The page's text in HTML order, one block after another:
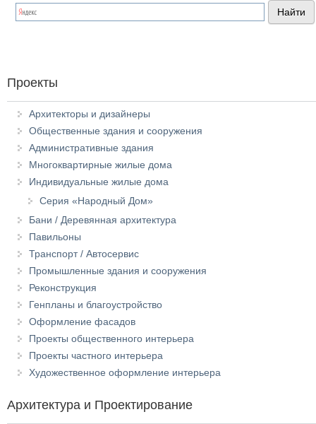
Проекты
Архитекторы и дизайнеры
Общественные здания и сооружения
Административные здания
Многоквартирные жилые дома
Индивидуальные жилые дома
Серия «Народный Дом»
Бани / Деревянная архитектура
Павильоны
Транспорт / Автосервис
Промышленные здания и сооружения
Реконструкция
Генпланы и благоустройство
Оформление фасадов
Проекты общественного интерьера
Проекты частного интерьера
Художественное оформление интерьера
Архитектура и Проектирование